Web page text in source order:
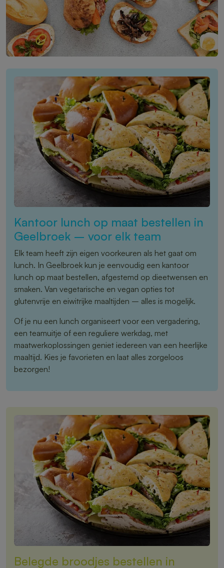
Kantoor lunch op maat bestellen in
Geelbroek – voor elk team
Elk team heeft zijn eigen voorkeuren als het gaat om
lunch. In Geelbroek kun je eenvoudig een kantoor
lunch op maat bestellen, afgestemd op dieetwensen en
smaken. Van vegetarische en vegan opties tot
glutenvrije en eiwitrijke maaltijden – alles is mogelijk.
Of je nu een lunch organiseert voor een vergadering,
een teamuitje of een reguliere werkdag, met
maatwerkoplossingen geniet iedereen van een heerlijke
maaltijd. Kies je favorieten en laat alles zorgeloos
bezorgen!
Belegde broodjes bestellen in